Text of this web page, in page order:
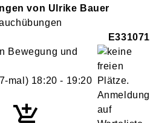
von Ulrike Bauer
E331071
Bewegung und
mal) 18:20 - 19:20